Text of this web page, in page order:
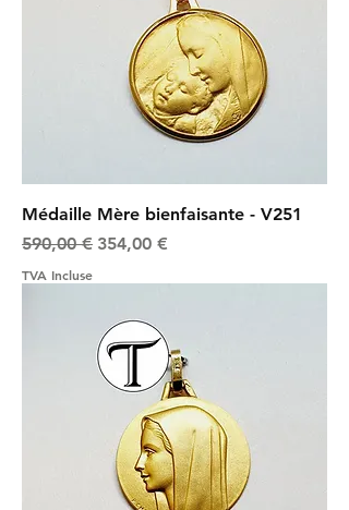
Médaille Mère bienfaisante - V251
Prix original
590,00 € Prix promotionnel
354,00 €
TVA Incluse